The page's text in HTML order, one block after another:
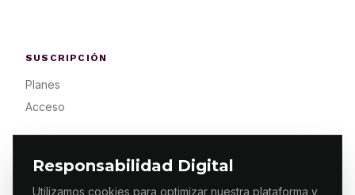
Responsabilidad Digital
Utilizamos cookies para optimizar nuestra plataforma y
SUSCRIPCIÓN
Planes
Acceso